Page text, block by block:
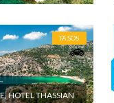
TASOS
HOTEL THASSIAN